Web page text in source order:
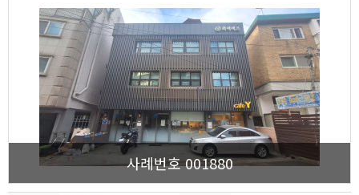
사례번호 001880